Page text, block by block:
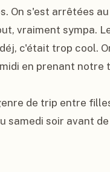
On s'est arrêtées
vraiment sympa.
c'était trop cool.
en prenant notre
de trip entre
samedi soir avant